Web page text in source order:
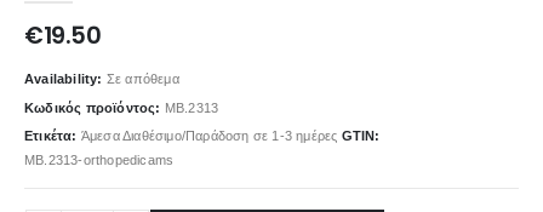
€19.50
Availability: Σε απόθεμα
Κωδικός προϊόντος: ΜΒ.2313
Ετικέτα: Άμεσα Διαθέσιμο/Παράδοση σε 1-3 ημέρες GTIN:
ΜΒ.2313-orthopedicams